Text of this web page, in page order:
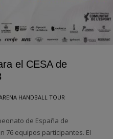
el CESA de
HANDBALL TOUR
de España de
76 equipos participantes. El